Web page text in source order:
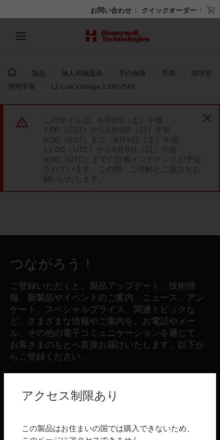
お問い合わせ クイックオーダー
製品 個人用保護具 手の保護 手袋
環境管
理用手袋
LT Low Voltage 2,5kV/5kV
このサイトは、8月8日（土）午後
7:00（EST）から8月9日（日）午前
5:00（EST）まで（8月8日（土）午後
11:00（UTC）から8月9日（日）午前
9:00（UTC）まで）計画メンテナンスが予定
されています。この間、ご理解とご協力をお
願いいたします。
つながろう！
ご登録いただくと、製品アップデート、技術情
報、新製品やイベントのご案内、ニュース、アン
ケート、スペシャルプライス、関連トピックな
ど、さまざまな情報やご案内を、お電話やメー
ル、その他の電子コミュニケーションを通じて、
お客さまのもとへ直接お届けいたします。以下か
らご登録ください。
toggle view
アクセス制限あり
この製品はお住まいの国では購入できないため、